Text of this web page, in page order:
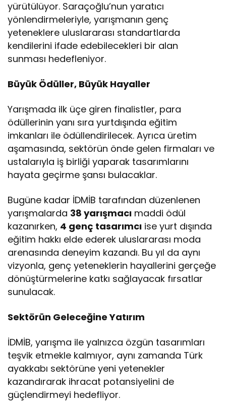
yürütülüyor. Saraçoğlu’nun yaratıcı
yönlendirmeleriyle, yarışmanın genç
yeteneklere uluslararası standartlarda
kendilerini ifade edebilecekleri bir alan
sunması hedefleniyor.
Büyük Ödüller, Büyük Hayaller
Yarışmada ilk üçe giren finalistler, para
ödüllerinin yanı sıra yurtdışında eğitim
imkanları ile ödüllendirilecek. Ayrıca üretim
aşamasında, sektörün önde gelen firmaları ve
ustalarıyla iş birliği yaparak tasarımlarını
hayata geçirme şansı bulacaklar.
Bugüne kadar İDMİB tarafından düzenlenen
yarışmalarda 38 yarışmacı maddi ödül
kazanırken, 4 genç tasarımcı ise yurt dışında
eğitim hakkı elde ederek uluslararası moda
arenasında deneyim kazandı. Bu yıl da aynı
vizyonla, genç yeteneklerin hayallerini gerçeğe
dönüştürmelerine katkı sağlayacak fırsatlar
sunulacak.
Sektörün Geleceğine Yatırım
İDMİB, yarışma ile yalnızca özgün tasarımları
teşvik etmekle kalmıyor, aynı zamanda Türk
ayakkabı sektörüne yeni yetenekler
kazandırarak ihracat potansiyelini de
güçlendirmeyi hedefliyor.